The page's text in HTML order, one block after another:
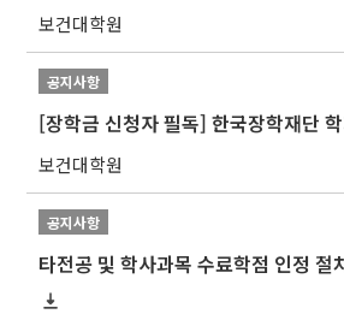
보건대학원
공지사항
보건대학원
공지사항
타전공 및 학사과목 수료학점 인정 절